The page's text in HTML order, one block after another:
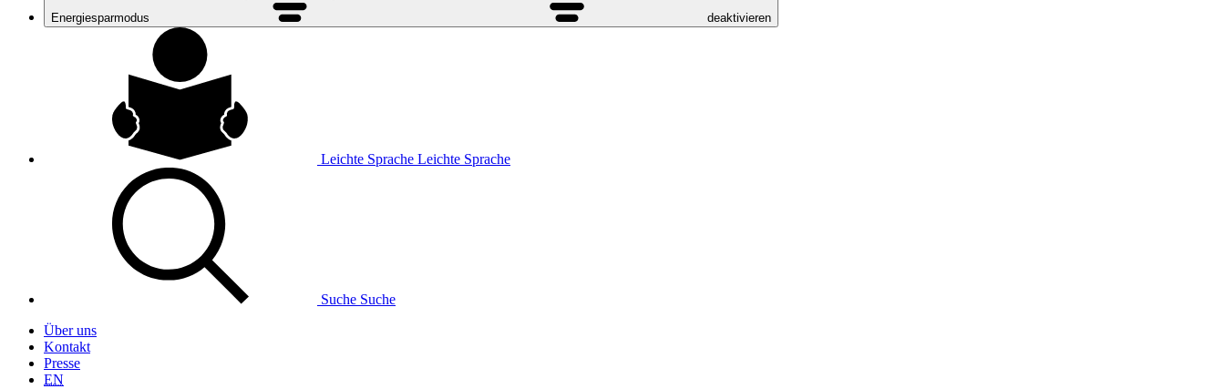
Energiesparmodus deaktivieren
Leichte Sprache Leichte Sprache
Suche Suche
Über uns
Kontakt
Presse
EN